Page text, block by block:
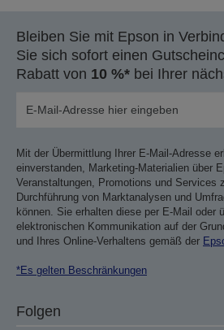
Bleiben Sie mit Epson in
Sie sich sofort einen
Rabatt von 10 %* bei Ihrer
Mit der Übermittlung Ihrer E-Mail-Adresse
einverstanden, Marketing-Materialien über
Veranstaltungen, Promotions und Services
Durchführung von Marktanalysen und
können. Sie erhalten diese per E-Mail oder
elektronischen Kommunikation auf der
und Ihres Online-Verhaltens gemäß der
*Es gelten Beschränkungen
Folgen